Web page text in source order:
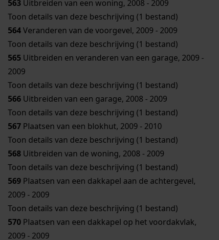
563 Uitbreiden van een woning, 2008 - 2009
Toon details van deze beschrijving (1 bestand)
564Veranderen van de voorgevel, 2009 - 2009
Toon details van deze beschrijving (1 bestand)
565 Uitbreiden en veranderen van een garage, 2009 -
2009
Toon details van deze beschrijving (1 bestand)
566 Uitbreiden van een garage, 2008 - 2009
Toon details van deze beschrijving (1 bestand)
567 Plaatsen van een blokhut, 2009 - 2010
Toon details van deze beschrijving (1 bestand)
568 Uitbreiden van de woning, 2008 - 2009
Toon details van deze beschrijving (1 bestand)
569 Plaatsen van een dakkapel aan de achtergevel,
2009 - 2009
Toon details van deze beschrijving (1 bestand)
570 Plaatsen van een dakkapel op het voordakvlak,
2009 - 2009